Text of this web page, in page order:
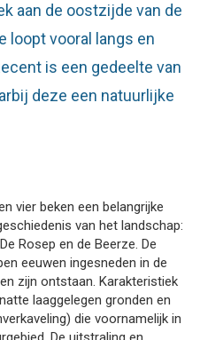
aan de oostzijde van de
loopt vooral langs en
is een gedeelte van
deze een natuurlijke
vier beken een belangrijke
van het landschap:
Rosep en de Beerze. De
eeuwen ingesneden in de
zijn ontstaan. Karakteristiek
laaggelegen gronden en
die voornamelijk in